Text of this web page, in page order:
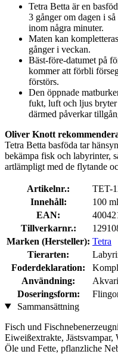
Tetra Betta är en
3 gånger om dagen i
inom några minuter.
Maten kan
gånger i veckan.
Bäst-före-datumet på
kommer att förbli
förstörs.
Den öppnade
fukt, luft och ljus bryter
därmed påverkar
Oliver Knott
Tetra Betta basföda tar
bekämpa fisk och labyrinter,
artlämpligt med de flytande
Artikelnr.:
TET-
Innehåll:
100 ml
EAN:
Tillverkarnr.:
Marken (Hersteller): Tetra
Tierarten:
Foderdeklaration:
Användning:
Doseringsform:
Sammansättning
Fisch und
Eiweißextrakte,
Öle und Fette, pflanzliche